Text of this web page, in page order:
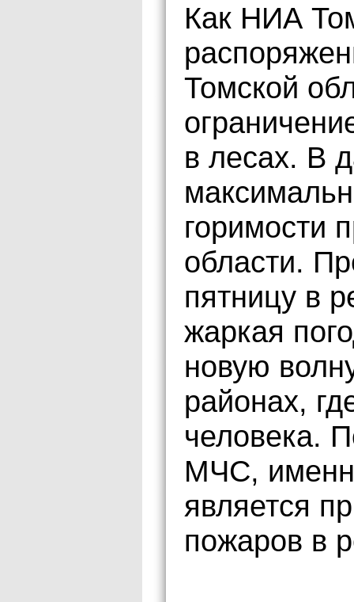
Как НИА
Томской
в лесах. В
горимости
области.
пятницу в
жаркая
новую
районах,
человека.
МЧС,
является
пожаров в